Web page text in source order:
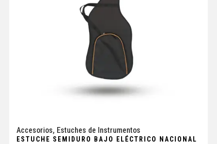
Accesorios, Estuches de Instrumentos
ESTUCHE SEMIDURO BAJO ELÉCTRICO NACIONAL